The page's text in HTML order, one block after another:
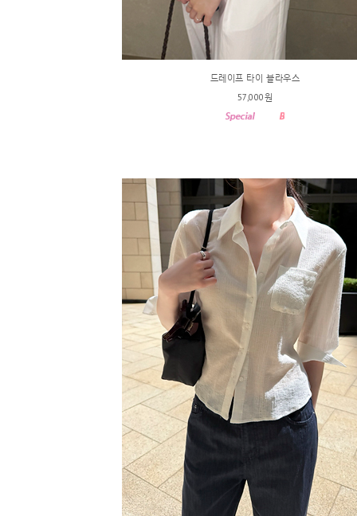
드레이프 타이 블라우스
57,000원